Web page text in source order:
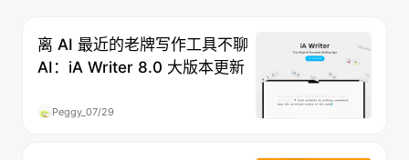
离 AI 最近的老牌写作工具不聊
AI：iA Writer 8.0 大版本更新
Peggy_ 07/29